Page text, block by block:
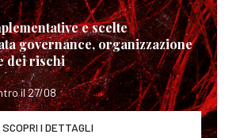
e scelte
governance, organizzazione
dei rischi
il 27/08
SCOPRI I DETTAGLI